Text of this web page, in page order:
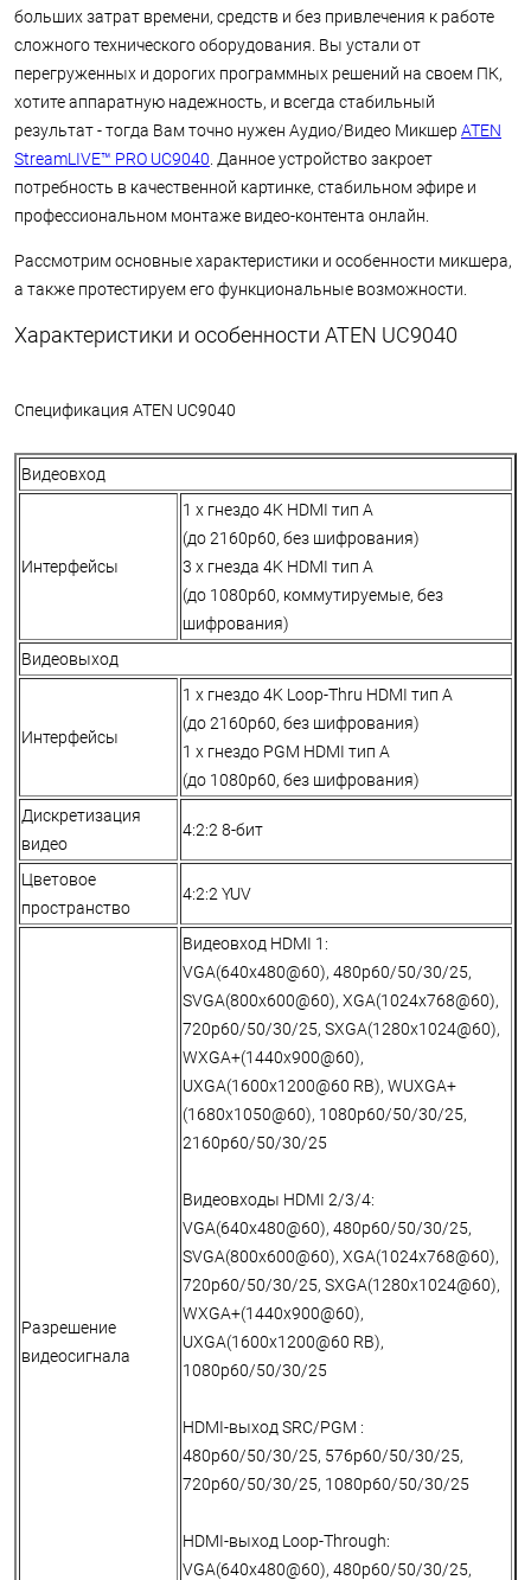
больших затрат времени, средств и без привлечения к работе
сложного технического оборудования. Вы устали от
перегруженных и дорогих программных решений на своем ПК,
хотите аппаратную надежность, и всегда стабильный
результат - тогда Вам точно нужен Аудио/Видео Микшер ATEN
StreamLIVE™ PRO UC9040 . Данное устройство закроет
потребность в качественной картинке, стабильном эфире и
профессиональном монтаже видео-контента онлайн.
Рассмотрим основные характеристики и особенности микшера,
а также протестируем его функциональные возможности.
Характеристики и особенности ATEN UC9040
Спецификация ATEN UC9040
Видеовход
Интерфейсы
1 x гнездо 4K HDMI тип А
(до 2160p60, без шифрования)
3 x гнезда 4K HDMI тип А
(до 1080p60, коммутируемые, без
шифрования)
Видеовыход
Интерфейсы
1 x гнездо 4K Loop-Thru HDMI тип А
(до 2160p60, без шифрования)
1 x гнездо PGM HDMI тип А
(до 1080p60, без шифрования)
Дискретизация
видео
4:2:2 8-бит
Цветовое
пространство
4:2:2 YUV
Разрешение
видеосигнала
Видеовход HDMI 1:
VGA(640x480@60), 480p60/50/30/25,
SVGA(800x600@60), XGA(1024x768@60),
720p60/50/30/25, SXGA(1280x1024@60),
WXGA+(1440x900@60),
UXGA(1600x1200@60 RB), WUXGA+
(1680x1050@60), 1080p60/50/30/25,
2160p60/50/30/25
Видеовходы HDMI 2/3/4:
VGA(640x480@60), 480p60/50/30/25,
SVGA(800x600@60), XGA(1024x768@60),
720p60/50/30/25, SXGA(1280x1024@60),
WXGA+(1440x900@60),
UXGA(1600x1200@60 RB),
1080p60/50/30/25
HDMI-выход SRC/PGM :
480p60/50/30/25, 576p60/50/30/25,
720p60/50/30/25, 1080p60/50/30/25
HDMI-выход Loop-Through:
VGA(640x480@60), 480p60/50/30/25,